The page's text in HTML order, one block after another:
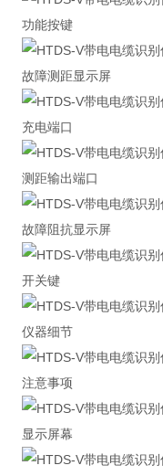
功能按键
故障测距显示屏
充电端口
测距输出端口
故障阻抗显示屏
开关键
仪器细节
注意事项
显示屏幕